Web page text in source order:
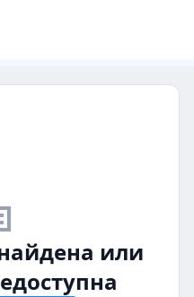
или